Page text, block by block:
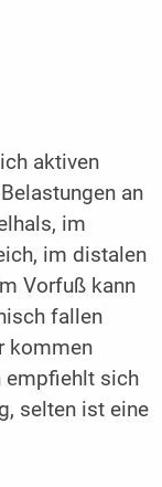
aktiven
an
im
im distalen
Vorfuß kann
fallen
kommen
empfiehlt sich
selten ist eine